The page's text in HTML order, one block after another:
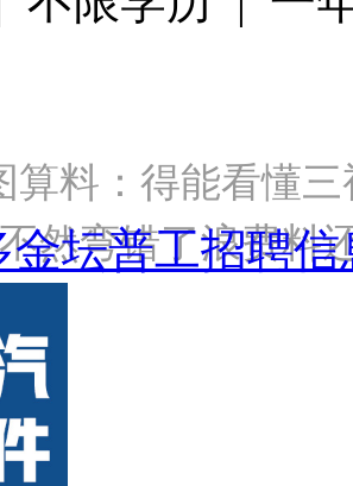
算料‌：得能看懂
然弯错了浪费
金坛普工招聘信